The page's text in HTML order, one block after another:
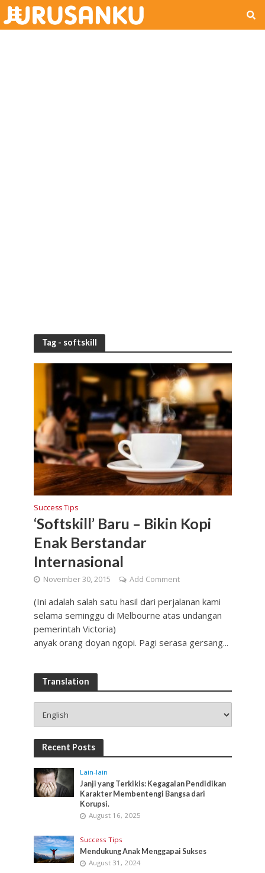
Tag - softskill
Success Tips
‘Softskill’ Baru – Bikin Kopi
Enak Berstandar
Internasional
November 30, 2015 Add Comment
(Ini adalah salah satu hasil dari perjalanan kami
selama seminggu di Melbourne atas undangan
pemerintah Victoria)
anyak orang doyan ngopi. Pagi serasa gersang...
Translation
Recent Posts
Lain-lain
Janji yang Terkikis: Kegagalan Pendidikan
Karakter Membentengi Bangsa dari
Korupsi.
August 16, 2025
Success Tips
Mendukung Anak Menggapai Sukses
August 31, 2024